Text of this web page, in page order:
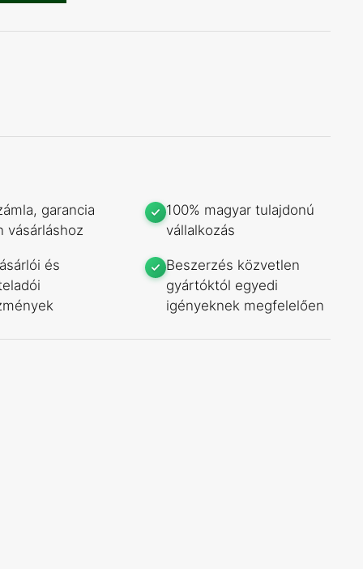
garancia
vásárláshoz
100% magyar tulajdonú
vállalkozás
és
Beszerzés közvetlen
gyártóktól egyedi
igényeknek megfelelően